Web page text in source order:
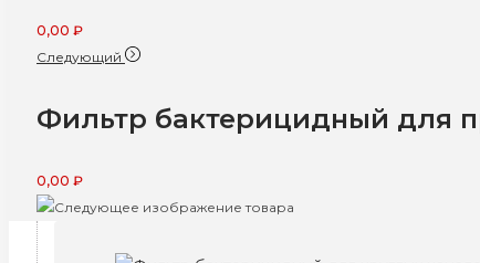
0,00 ₽
Следующий
Фильтр бактерицидный для
0,00 ₽